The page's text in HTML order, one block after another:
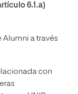
6.1.a)
Alumni a través
con